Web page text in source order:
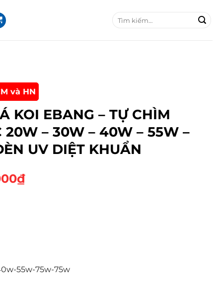
và HN
KOI EBANG – TỰ CHÌM
20W – 30W – 40W – 55W –
UV DIỆT KHUẨN
₫K
á
55w-75w-75w